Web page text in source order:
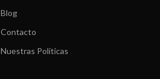
Blog
Contacto
Nuestras Políticas